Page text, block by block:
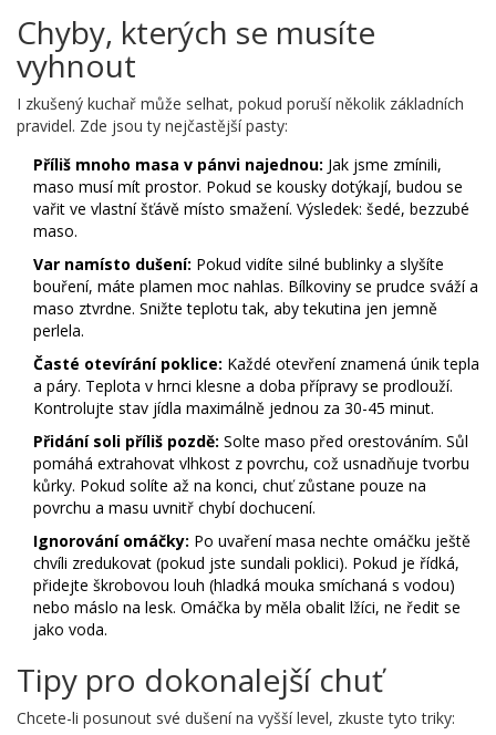
Chyby, kterých se musíte
vyhnout
I zkušený kuchař může selhat, pokud poruší několik základních
pravidel. Zde jsou ty nejčastější pasty:
Příliš mnoho masa v pánvi najednou: Jak jsme zmínili,
maso musí mít prostor. Pokud se kousky dotýkají, budou se
vařit ve vlastní šťávě místo smažení. Výsledek: šedé, bezzubé
maso.
Var namísto dušení: Pokud vidíte silné bublinky a slyšíte
bouření, máte plamen moc nahlas. Bílkoviny se prudce sváží a
maso ztvrdne. Snižte teplotu tak, aby tekutina jen jemně
perlela.
Časté otevírání poklice: Každé otevření znamená únik tepla
a páry. Teplota v hrnci klesne a doba přípravy se prodlouží.
Kontrolujte stav jídla maximálně jednou za 30-45 minut.
Přidání soli příliš pozdě: Solte maso před orestováním. Sůl
pomáhá extrahovat vlhkost z povrchu, což usnadňuje tvorbu
kůrky. Pokud solíte až na konci, chuť zůstane pouze na
povrchu a masu uvnitř chybí dochucení.
Ignorování omáčky: Po uvaření masa nechte omáčku ještě
chvíli zredukovat (pokud jste sundali poklici). Pokud je řídká,
přidejte škrobovou louh (hladká mouka smíchaná s vodou)
nebo máslo na lesk. Omáčka by měla obalit lžíci, ne ředit se
jako voda.
Tipy pro dokonalejší chuť
Chcete-li posunout své dušení na vyšší level, zkuste tyto triky: